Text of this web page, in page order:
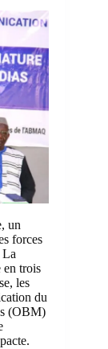
un
forces
La
en trois
les
du
(OBM)